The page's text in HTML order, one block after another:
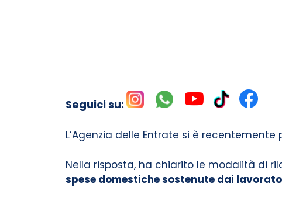
Seguici su:
L’Agenzia delle Entrate si è
Nella risposta, ha chiarito le modalità di
spese domestiche sostenute dai